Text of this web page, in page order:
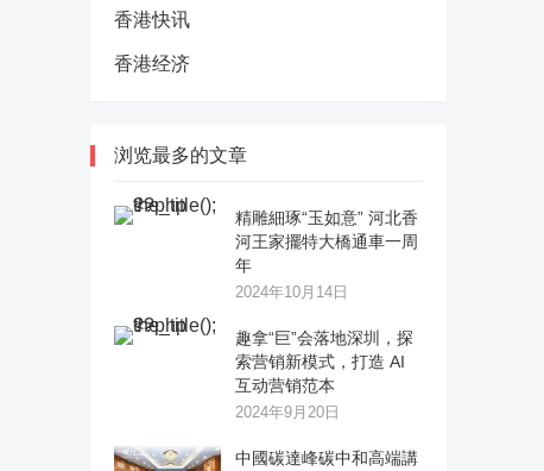
香港快讯
香港经济
浏览最多的文章
精雕細琢“玉如意” 河北香
河王家擺特大橋通車一周
年
2024年10月14日
趣拿“巨”会落地深圳，探
索营销新模式，打造 AI
互动营销范本
2024年9月20日
中國碳達峰碳中和高端講